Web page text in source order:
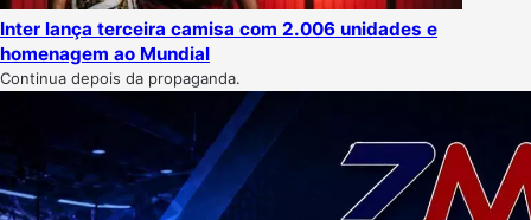
Inter lança terceira camisa com 2.006 unidades e
homenagem ao Mundial
Continua depois da propaganda.